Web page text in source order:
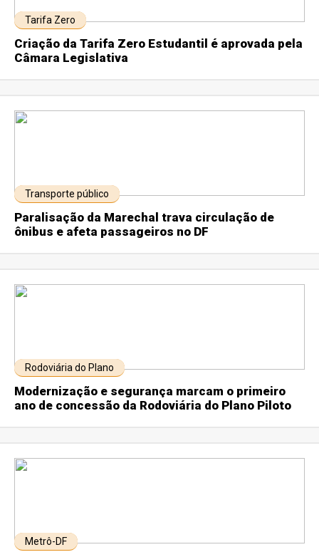
Tarifa Zero
Criação da Tarifa Zero Estudantil é aprovada pela
Câmara Legislativa
Transporte público
Paralisação da Marechal trava circulação de
ônibus e afeta passageiros no DF
Rodoviária do Plano
Modernização e segurança marcam o primeiro
ano de concessão da Rodoviária do Plano Piloto
Metrô-DF